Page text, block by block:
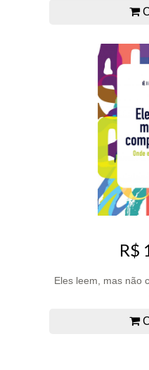
R$
Eles leem, mas não